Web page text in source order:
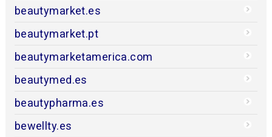
beautymarket.es
beautymarket.pt
beautymarketamerica.com
beautymed.es
beautypharma.es
bewellty.es